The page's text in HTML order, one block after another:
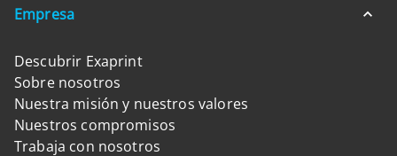
Empresa
Descubrir Exaprint
Sobre nosotros
Nuestra misión y nuestros valores
Nuestros compromisos
Trabaja con nosotros